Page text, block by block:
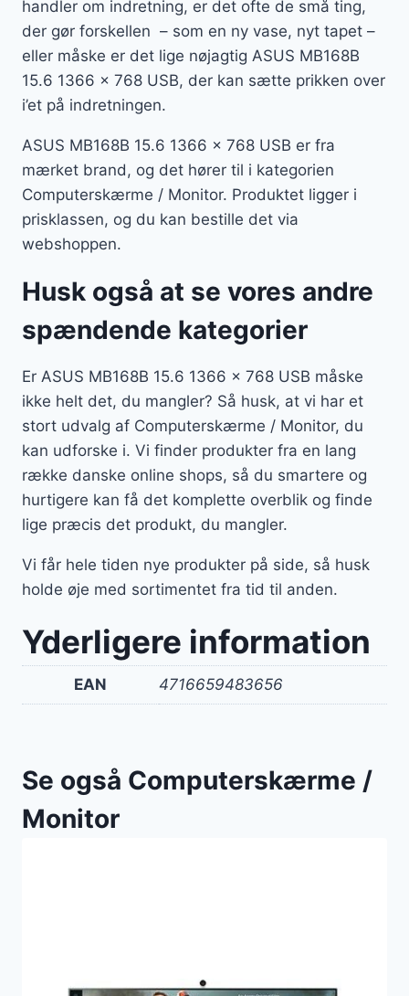
handler om indretning, er det ofte de små ting,
der gør forskellen – som en ny vase, nyt tapet –
eller måske er det lige nøjagtig ASUS MB168B
15.6 1366 x 768 USB, der kan sætte prikken over
i’et på indretningen.
ASUS MB168B 15.6 1366 x 768 USB er fra
mærket brand, og det hører til i kategorien
Computerskærme / Monitor. Produktet ligger i
prisklassen, og du kan bestille det via
webshoppen.
Husk også at se vores andre
spændende kategorier
Er ASUS MB168B 15.6 1366 x 768 USB måske
ikke helt det, du mangler? Så husk, at vi har et
stort udvalg af Computerskærme / Monitor, du
kan udforske i. Vi finder produkter fra en lang
række danske online shops, så du smartere og
hurtigere kan få det komplette overblik og finde
lige præcis det produkt, du mangler.
Vi får hele tiden nye produkter på side, så husk
holde øje med sortimentet fra tid til anden.
Yderligere information
EAN 4716659483656
Se også Computerskærme /
Monitor